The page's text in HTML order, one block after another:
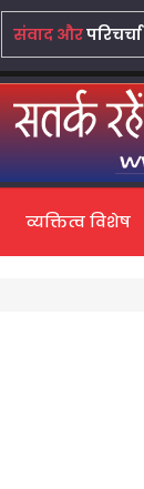
संवाद औरपरिचर्चा
व्यक्तित्व विशेष